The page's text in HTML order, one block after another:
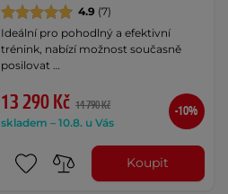
4.9 (7)
Ideální pro pohodlný a efektivní
trénink, nabízí možnost současně
posilovat …
13 290 Kč 14 790 Kč
skladem – 10.8. u Vás
-10%
Koupit